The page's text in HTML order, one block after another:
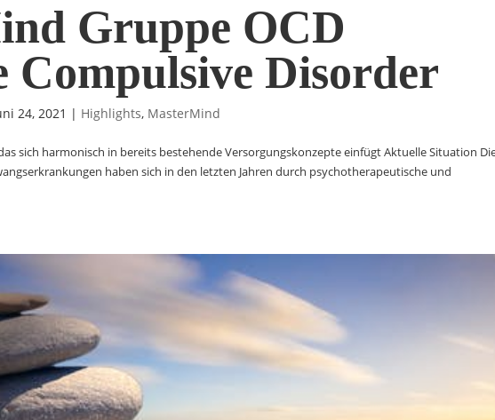
Gruppe OCD
Compulsive Disorder
24, 2021 | Highlights, MasterMind
sich harmonisch in bereits bestehende Versorgungskonzepte einfügt Aktuelle Situation
haben sich in den letzten Jahren durch psychotherapeutische und